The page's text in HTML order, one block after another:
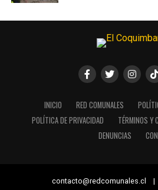
INICIO RED COMUNALES
POLÍTICA DE PRIVACIDAD
TÉRMINOS Y
DENUNCIAS
contacto@redcomunales.cl |